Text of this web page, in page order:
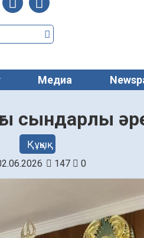
Медиа
сындарлы
Құқық
147 0